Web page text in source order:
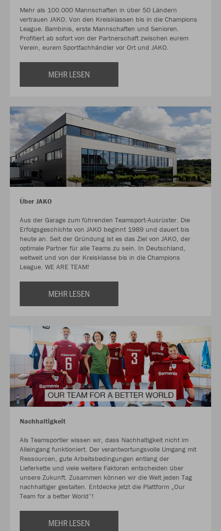
Mehr als 100.000 Mannschaften in über 50 Ländern
vertrauen JAKO. Von den Kreisklassen bis in die Champions
League. Bambinis, erste Mannschaften und Senioren.
Profitiert ab sofort von der Partnerschaft zwischen eurem
Verein, eurem Sportfachhändler vor Ort und JAKO.
MEHR LESEN
Über JAKO
Aus der Garage zum führenden Teamsport-Ausrüster. Die
Erfolgsgeschichte von JAKO beginnt 1989 und dauert bis
heute an. Seit der Gründung ist es das Ziel von JAKO, der
optimale Partner für alle Teams zu sein. In Deutschland,
weltweit und von der Kreisklasse bis in die Champions
League. WE ARE TEAM!
MEHR LESEN
Nachhaltigkeit
Als Teamsportler wissen wir, dass Nachhaltigkeit nicht im
Alleingang funktioniert. Der verantwortungsvolle Umgang mit
Ressourcen, gute Arbeitsbedingungen entlang der
Lieferkette und viele weitere Faktoren entscheiden über
unsere Zukunft. Zusammen können wir die Welt jeden Tag
nachhaltiger gestalten. Entdecke jetzt die Plattform „Our
Team for a better World“!
MEHR LESEN